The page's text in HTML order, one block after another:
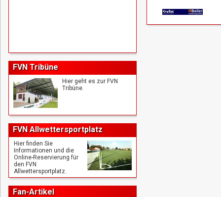
FVN Tribüne
Hier geht es zur FVN
Tribüne.
FVN Allwettersportplatz
Hier finden Sie
Informationen und die
Online-Reservierung für
den FVN
Allwettersportplatz.
Fan-Artikel